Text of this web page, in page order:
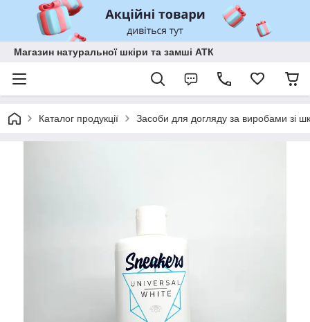
Магазин натуральної шкіри та замші АТК
Каталог продукції Засоби для догляду за виробами зі